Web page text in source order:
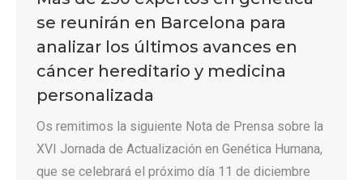
se reunirán en Barcelona para
analizar los últimos avances en
cáncer hereditario y medicina
personalizada
Os remitimos la siguiente Nota de Prensa sobre la
XVI Jornada de Actualización en Genética Humana,
que se celebrará el próximo día 11 de diciembre